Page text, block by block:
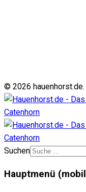
© 2026
Suchen
Hauptmenü